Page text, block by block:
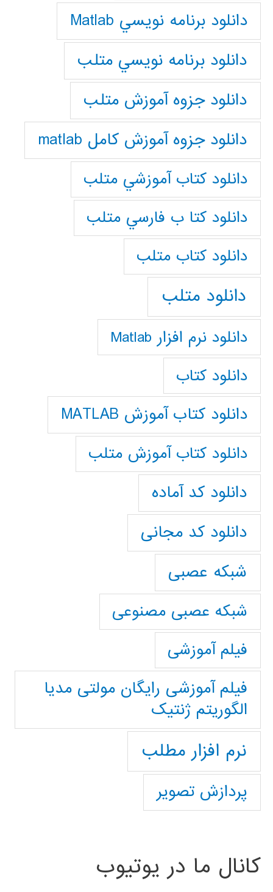
دانلود برنامه نويسي Matlab
دانلود برنامه نويسي متلب
دانلود جزوه آموزش متلب
دانلود جزوه آموزش کامل matlab
دانلود كتاب آموزشي متلب
دانلود كتا ب فارسي متلب
دانلود كتاب متلب
دانلود متلب
دانلود نرم افزار Matlab
دانلود کتاب
دانلود کتاب آموزش MATLAB
دانلود کتاب آموزش متلب
دانلود کد آماده
دانلود کد مجانی
شبکه عصبی
شبکه عصبی مصنوعی
فیلم آموزشی
فیلم آموزشی رایگان مولتی مدیا
الگوریتم ژنتیک
نرم افزار مطلب
پردازش تصویر
کانال ما در یوتیوب